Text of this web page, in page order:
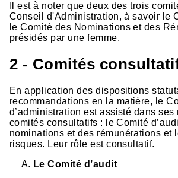
Il est à noter que deux des trois
Conseil d'Administration, à savoir le
le Comité des Nominations et des
présidés par une femme.
2 - Comités
En application des dispositions
recommandations en la matière, le
d’administration est assisté dans
comités consultatifs : le Comité
nominations et des rémunérations et
risques. Leur rôle est consultatif.
Le Comité d’audit